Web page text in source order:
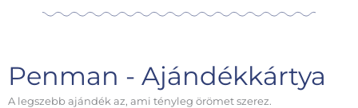
Penman - Ajándékkártya
A legszebb ajándék az, ami tényleg örömet szerez.